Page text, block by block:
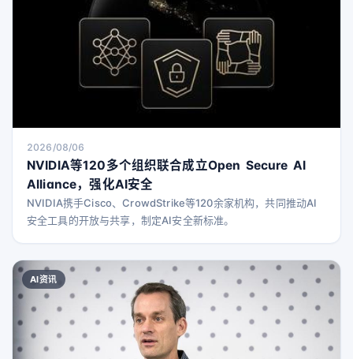
2026/08/06
NVIDIA等120多个组织联合成立Open Secure AI
Alliance，强化AI安全
NVIDIA携手Cisco、CrowdStrike等120余家机构，共同推动AI
安全工具的开放与共享，制定AI安全新标准。
AI资讯